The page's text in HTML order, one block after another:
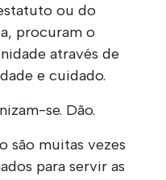
ou do
procuram o
através de
e cuidado.
se. Dão.
são muitas vezes
para servir as